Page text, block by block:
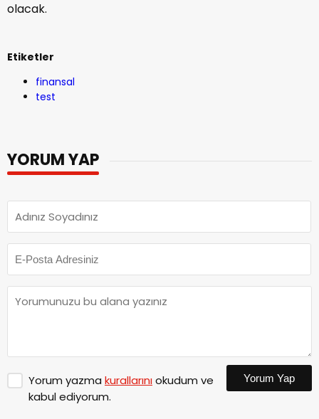
olacak.
Etiketler
finansal
test
YORUM YAP
Yorum yazma kurallarınıokudum ve
kabul ediyorum.
Yorum Yap